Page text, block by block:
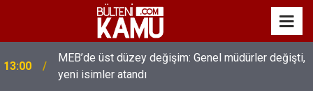
13:00
MEB’de üst düzey değişim: Genel müdürler değişti,
yeni isimler atandı